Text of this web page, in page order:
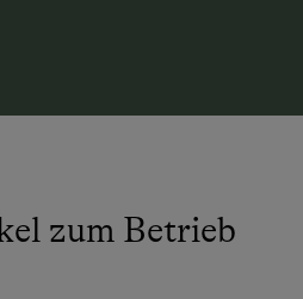
zum Betrieb